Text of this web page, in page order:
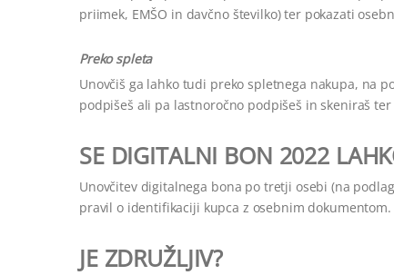
priimek, EMŠO in davčno številko) ter pokazati
Preko spleta
Unovčiš ga lahko tudi preko spletnega nakupa, na
podpišeš ali pa lastnoročno podpišeš in skeniraš
SE DIGITALNI BON 2022
Unovčitev digitalnega bona po tretji osebi (na
pravil o identifikaciji kupca z osebnim dokumentom.
JE ZDRUŽLJIV?